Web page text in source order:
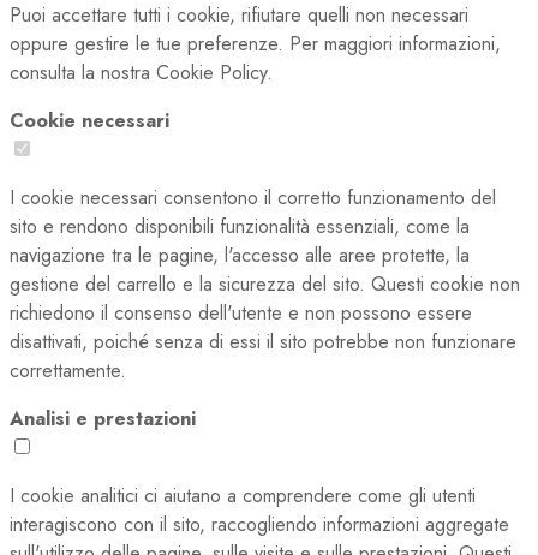
Puoi accettare tutti i cookie, rifiutare quelli non necessari
oppure gestire le tue preferenze. Per maggiori informazioni,
consulta la nostra Cookie Policy.
Cookie necessari
I cookie necessari consentono il corretto funzionamento del
sito e rendono disponibili funzionalità essenziali, come la
navigazione tra le pagine, l'accesso alle aree protette, la
gestione del carrello e la sicurezza del sito. Questi cookie non
richiedono il consenso dell'utente e non possono essere
disattivati, poiché senza di essi il sito potrebbe non funzionare
correttamente.
Analisi e prestazioni
I cookie analitici ci aiutano a comprendere come gli utenti
interagiscono con il sito, raccogliendo informazioni aggregate